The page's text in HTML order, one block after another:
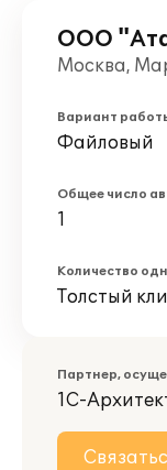
ООО
Москва,
Вариант
Файловый
Общее число
1
Количество
Толстый
Партнер,
1С-